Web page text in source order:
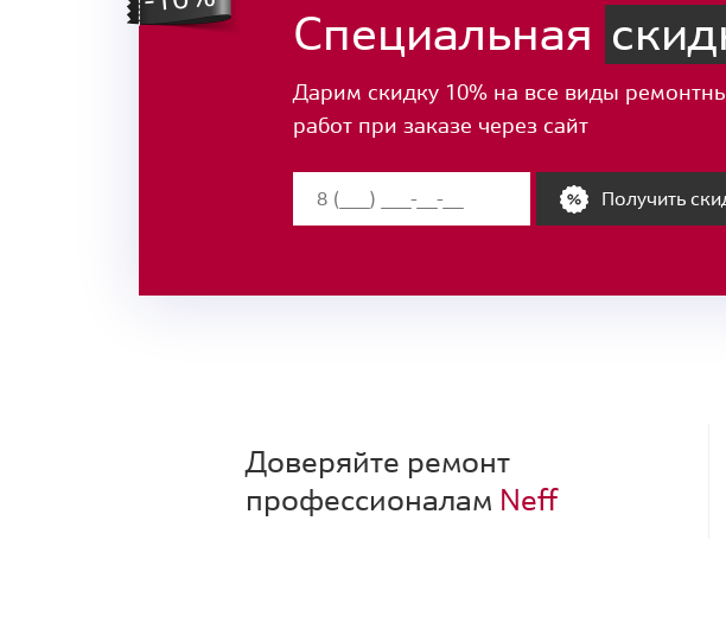
Специальная
Дарим скидку 10% на все виды
работ при заказе через сайт
Получить
Доверяйте ремонт
профессионалам Neff